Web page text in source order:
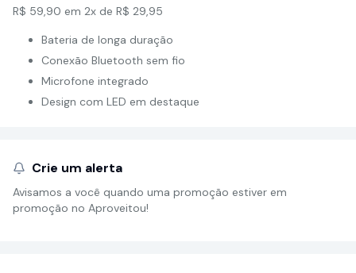
R$ 59,90 em 2x de R$ 29,95
Bateria de longa duração
Conexão Bluetooth sem fio
Microfone integrado
Design com LED em destaque
Crie um alerta
Avisamos a você quando uma promoção estiver em
promoção no Aproveitou!